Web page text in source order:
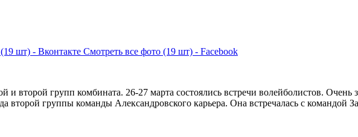
шт) - Вконтакте Смотреть все фото (19 шт) - Facebook
второй групп комбината. 26-27 марта состоялись встречи волейболистов. Очень
группы команды Александровского карьера. Она встречалась с командой